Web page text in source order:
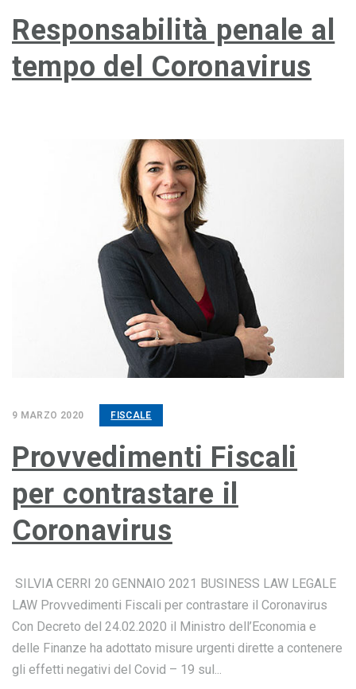
Responsabilità penale al
tempo del Coronavirus
9 MARZO 2020 FISCALE
Provvedimenti Fiscali
per contrastare il
Coronavirus
SILVIA CERRI 20 GENNAIO 2021 BUSINESS LAW LEGALE
LAW Provvedimenti Fiscali per contrastare il Coronavirus
Con Decreto del 24.02.2020 il Ministro dell’Economia e
delle Finanze ha adottato misure urgenti dirette a contenere
gli effetti negativi del Covid – 19 sul...